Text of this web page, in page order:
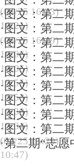
(04/25 16:23)
·图文：第二
16:21)
·图文：第二
(04/25 16:19)
·图文：第二
16:06)
·图文：第二
16:05)
·图文：第二
15:55)
·图文：第二
15:53)
·图文：第二
15:39)
·图文：第二
15:34)
·图文：第二
(04/25 15:29)
·第二期“志愿
10:47)